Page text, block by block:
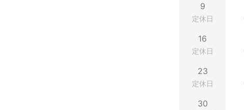
9
定休日
16
定休日
23
定休日
30